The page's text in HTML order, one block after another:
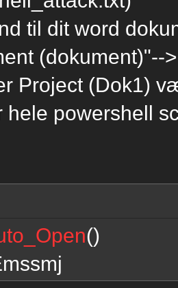
til dit word
(dokument)"--
Project (Dok1)
hele powershell
()